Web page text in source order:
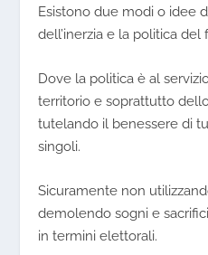
Esistono due modi o idee
dell’inerzia e la politica del
Dove la politica è al
territorio e soprattutto
tutelando il benessere di
singoli.
Sicuramente non
demolendo sogni e
in termini elettorali.